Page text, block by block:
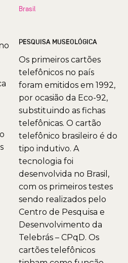
Brasil
PESQUISA MUSEOLÓGICA
Os primeiros cartões
telefônicos no país
foram emitidos em 1992,
por ocasião da Eco-92,
substituindo as fichas
telefônicas. O cartão
telefônico brasileiro é do
tipo indutivo. A
tecnologia foi
desenvolvida no Brasil,
com os primeiros testes
sendo realizados pelo
Centro de Pesquisa e
Desenvolvimento da
Telebrás – CPqD. Os
cartões telefônicos